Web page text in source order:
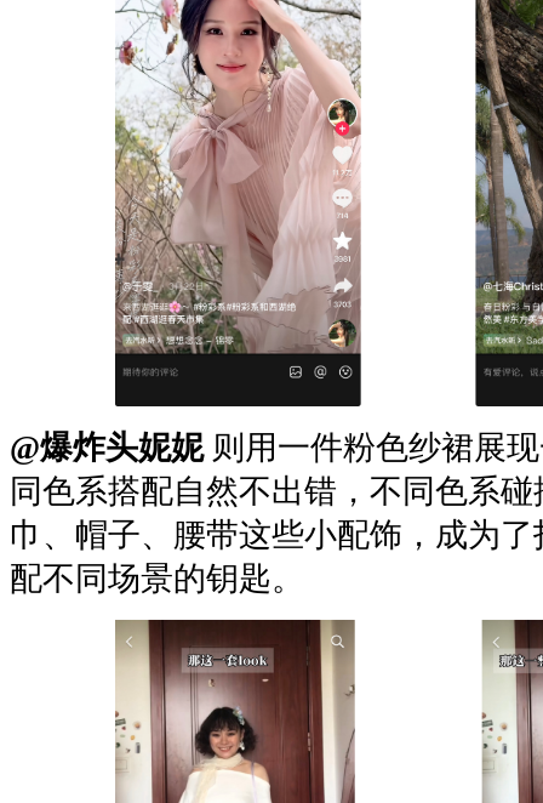
@爆炸头妮妮 则用一件粉色纱裙展
同色系搭配自然不出错，不同色系
巾、帽子、腰带这些小配饰，成为
配不同场景的钥匙。